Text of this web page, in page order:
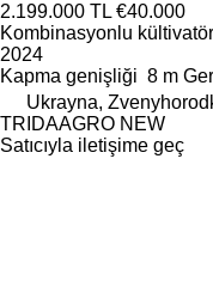
2.199.000 TL €40.000
Kombinasyonlu kültivatör
2024
Kapma genişliği 8 m
Ukrayna,
TRIDAAGRO NEW
Satıcıyla iletişime geç